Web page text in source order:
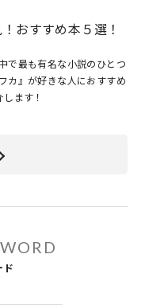
おすすめ本５選！
で最も有名な小説のひとつ
カ』が好きな人におすすめ
ます！
ド